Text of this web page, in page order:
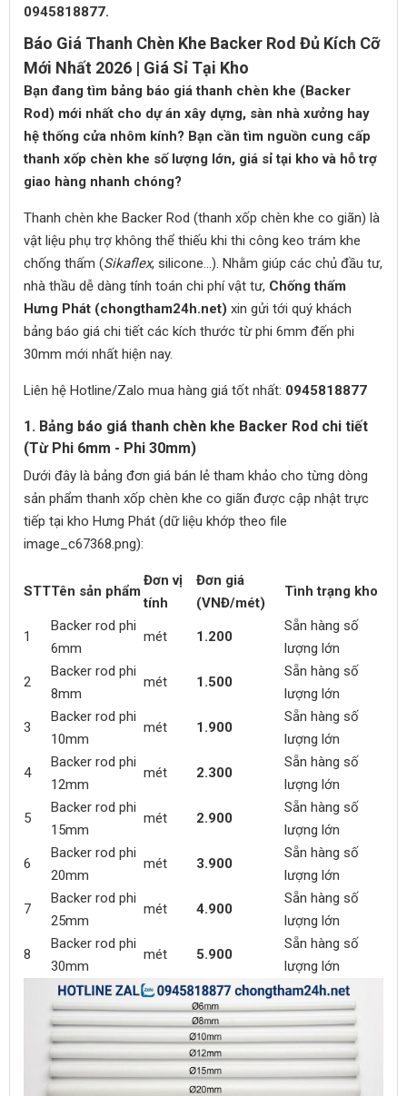
0945818877.
Báo Giá Thanh Chèn Khe Backer Rod Đủ Kích Cỡ
Mới Nhất 2026 | Giá Sỉ Tại Kho
Bạn đang tìm bảng báo giá thanh chèn khe (Backer
Rod) mới nhất cho dự án xây dựng, sàn nhà xưởng hay
hệ thống cửa nhôm kính? Bạn cần tìm nguồn cung cấp
thanh xốp chèn khe số lượng lớn, giá sỉ tại kho và hỗ trợ
giao hàng nhanh chóng?
Thanh chèn khe Backer Rod (thanh xốp chèn khe co giãn) là
vật liệu phụ trợ không thể thiếu khi thi công keo trám khe
chống thấm (Sikaflex, silicone...). Nhằm giúp các chủ đầu tư,
nhà thầu dễ dàng tính toán chi phí vật tư, Chống thấm
Hưng Phát (chongtham24h.net) xin gửi tới quý khách
bảng báo giá chi tiết các kích thước từ phi 6mm đến phi
30mm mới nhất hiện nay.
Liên hệ Hotline/Zalo mua hàng giá tốt nhất: 0945818877
1. Bảng báo giá thanh chèn khe Backer Rod chi tiết
(Từ Phi 6mm - Phi 30mm)
Dưới đây là bảng đơn giá bán lẻ tham khảo cho từng dòng
sản phẩm thanh xốp chèn khe co giãn được cập nhật trực
tiếp tại kho Hưng Phát (dữ liệu khớp theo file
image_c67368.png):
STTTên sản phẩm
Đơn vị
tính
Đơn giá
(VNĐ/mét)
Tình trạng kho
1
Backer rod phi
6mm
mét 1.200
Sẵn hàng số
lượng lớn
2
Backer rod phi
8mm
mét 1.500
Sẵn hàng số
lượng lớn
3
Backer rod phi
10mm
mét 1.900
Sẵn hàng số
lượng lớn
4
Backer rod phi
12mm
mét 2.300
Sẵn hàng số
lượng lớn
5
Backer rod phi
15mm
mét 2.900
Sẵn hàng số
lượng lớn
6
Backer rod phi
20mm
mét 3.900
Sẵn hàng số
lượng lớn
7
Backer rod phi
25mm
mét 4.900
Sẵn hàng số
lượng lớn
8
Backer rod phi
30mm
mét 5.900
Sẵn hàng số
lượng lớn